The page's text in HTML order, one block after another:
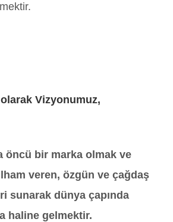
Vizyonumuz,
öncü bir marka olmak ve
veren, özgün ve çağdaş
sunarak dünya çapında
haline gelmektir.